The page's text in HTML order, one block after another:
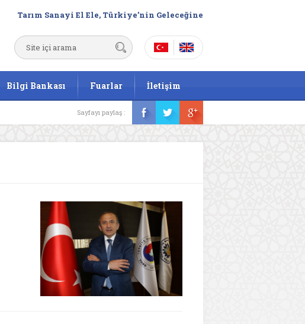
Tarım Sanayi El Ele, Türkiye’nin Geleceğine
Bilgi Bankası Fuarlar İletişim
Sayfayı paylaş :